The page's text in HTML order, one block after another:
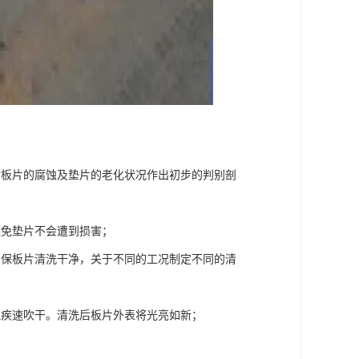
片的腐蚀及垫片的老化状况作出初步的判别剖
垫片不会遭到损害；
板片清洗干净，关于不同的工况制定不同的清
速吹干。清洗后板片外表将光亮如新；